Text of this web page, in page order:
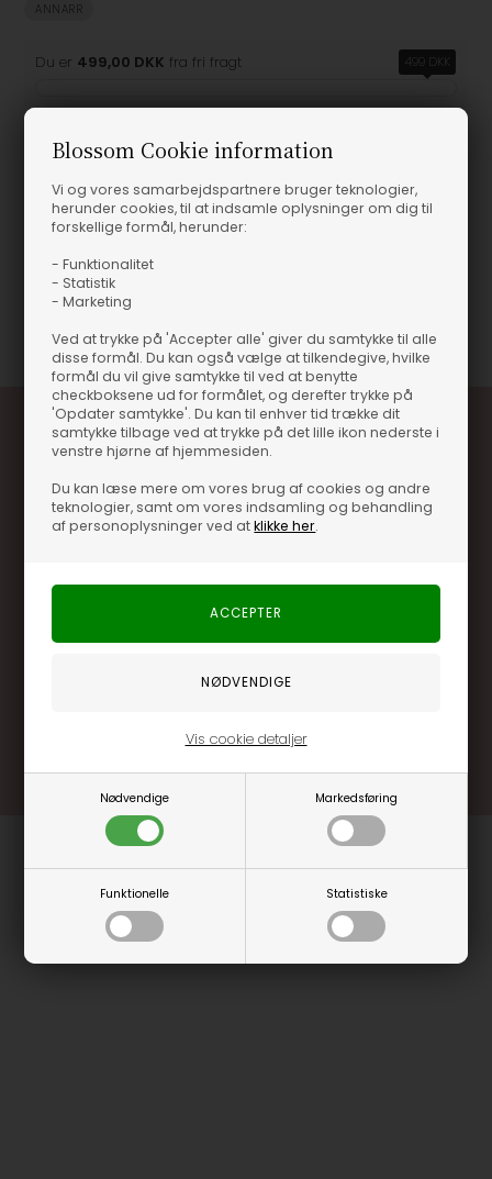
Blossom Cookie information
Vi og vores samarbejdspartnere bruger teknologier,
herunder cookies, til at indsamle oplysninger om dig til
forskellige formål, herunder:
- Funktionalitet
- Statistik
- Marketing
Ved at trykke på 'Accepter alle' giver du samtykke til alle
disse formål. Du kan også vælge at tilkendegive, hvilke
formål du vil give samtykke til ved at benytte
checkboksene ud for formålet, og derefter trykke på
'Opdater samtykke'. Du kan til enhver tid trække dit
samtykke tilbage ved at trykke på det lille ikon nederste i
venstre hjørne af hjemmesiden.
Du kan læse mere om vores brug af cookies og andre
teknologier, samt om vores indsamling og behandling
af personoplysninger ved atklikke her.
Nødvendige Markedsføring
Funktionelle Statistiske
Vis cookie detaljer
ANNARR
Du er 499,00 DKK fra fri fragt 499 DKK
Produktinformation
ANNARR - ANRAslund Dobby Skjorte
ANNARR - ANRAslund Dobby Skjorte
.... og mange flere fordele
Læs mere og bliv medlem